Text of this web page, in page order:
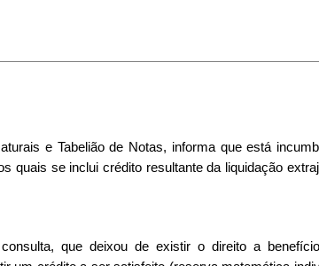
e Tabelião de Notas, informa que está
quais se inclui crédito resultante da liquidação
que deixou de existir o direito a